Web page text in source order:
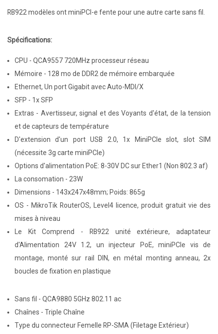
RB922 modèles ont miniPCI-e fente pour une autre carte sans fil.
Spécifications:
CPU - QCA9557 720MHz processeur réseau
Mémoire - 128 mo de DDR2 de mémoire embarquée
Ethernet, Un port Gigabit avec Auto-MDI/X
SFP - 1x SFP
Extras - Avertisseur, signal et des Voyants d'état, de la tension
et de capteurs de température
D'extension d'un port USB 2.0, 1x MiniPCIe slot, slot SIM
(nécessite 3g carte miniPCIe)
Options d'alimentation PoE: 8-30V DC sur Ether1 (Non 802.3 af)
La consomation - 23W
Dimensions - 143x247x48mm; Poids: 865g
OS - MikroTik RouterOS, Level4 licence, produit gratuit vie des
mises à niveau
Le Kit Comprend - RB922 unité extérieure, adaptateur
d'Alimentation 24V 1.2, un injecteur PoE, miniPCIe vis de
montage, monté sur rail DIN, en métal monting anneau, 2x
boucles de fixation en plastique
Sans fil - QCA9880 5GHz 802.11 ac
Chaînes - Triple Chaîne
Type du connecteur Femelle RP-SMA (Filetage Extérieur)